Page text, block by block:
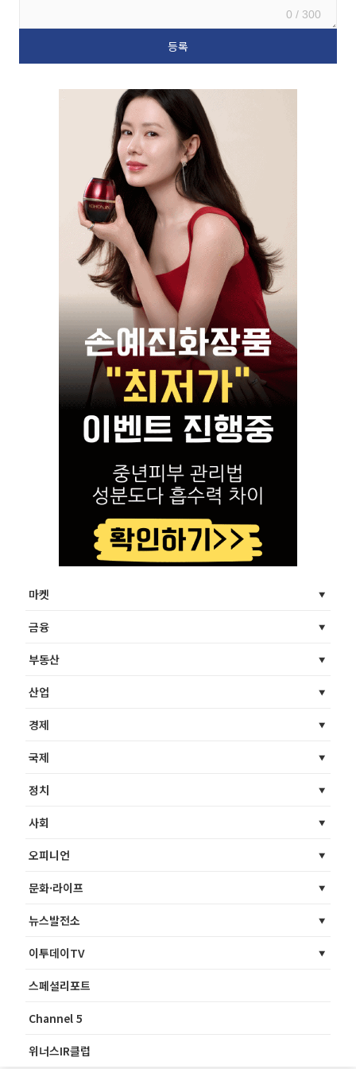
0 / 300
마켓
금융
부동산
산업
경제
국제
정치
사회
오피니언
문화·라이프
뉴스발전소
이투데이TV
스페셜리포트
Channel 5
위너스IR클럽